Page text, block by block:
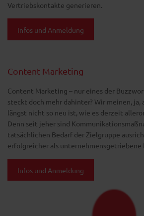
Vertriebskontakte generieren.
Infos und Anmeldung
Content Marketing
Content Marketing – nur eines der
steckt doch mehr dahinter? Wir meinen, ja,
längst nicht so neu ist, wie es derzeit
Denn seit jeher sind
tatsächlichen Bedarf der Zielgruppe
erfolgreicher als unternehmensgetriebene
Infos und Anmeldung